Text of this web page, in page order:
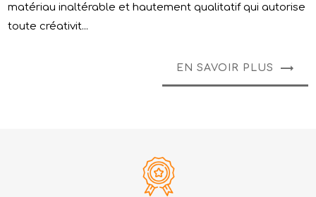
matériau inaltérable et hautement qualitatif qui autorise
toute créativit...
EN SAVOIR PLUS